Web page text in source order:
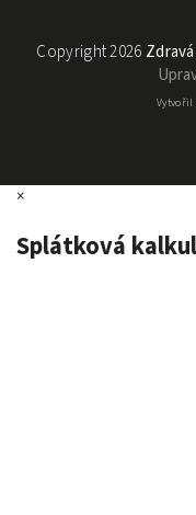
Copyright 2026
Vytvořil
×
Splátková